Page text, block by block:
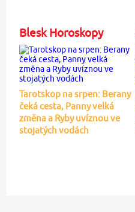
Blesk Horoskopy
Tarotskop na srpen: Berany
čeká cesta, Panny velká
změna a Ryby uvíznou ve
stojatých vodách